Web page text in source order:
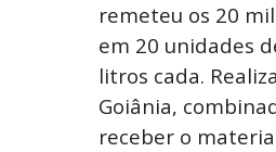
remeteu os 20
em 20 unidades
litros cada.
Goiânia,
receber o